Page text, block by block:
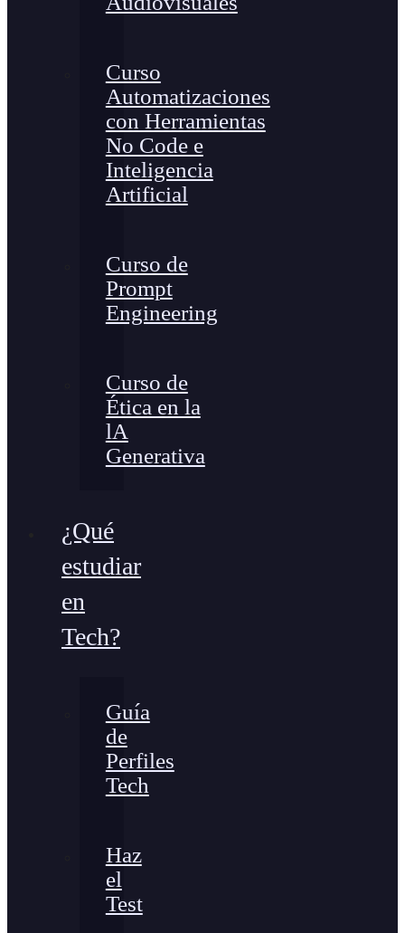
Curso
Automatizaciones
con Herramientas
No Code e
Inteligencia
Artificial
Curso de
Prompt
Engineering
Curso de
Ética en la
lA
Generativa
¿Qué
estudiar
en
Tech?
Guía
de
Perfiles
Tech
Haz
el
Test